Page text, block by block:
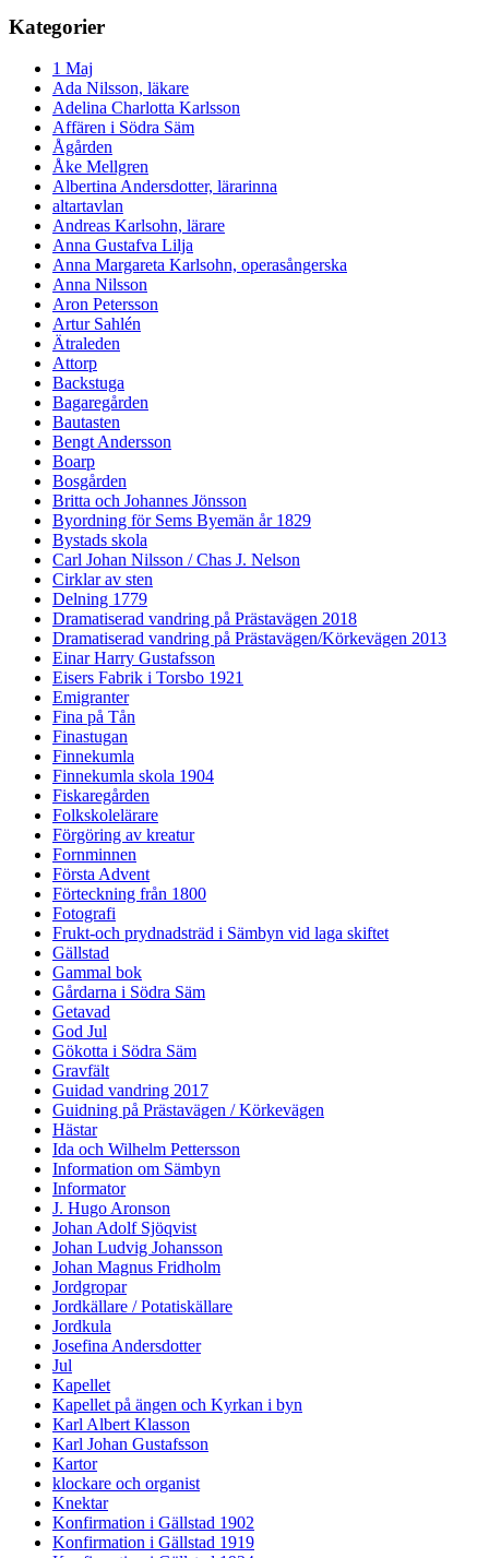
Kategorier
1 Maj
Ada Nilsson, läkare
Adelina Charlotta Karlsson
Affären i Södra Säm
Ågården
Åke Mellgren
Albertina Andersdotter, lärarinna
altartavlan
Andreas Karlsohn, lärare
Anna Gustafva Lilja
Anna Margareta Karlsohn, operasångerska
Anna Nilsson
Aron Petersson
Artur Sahlén
Ätraleden
Attorp
Backstuga
Bagaregården
Bautasten
Bengt Andersson
Boarp
Bosgården
Britta och Johannes Jönsson
Byordning för Sems Byemän år 1829
Bystads skola
Carl Johan Nilsson / Chas J. Nelson
Cirklar av sten
Delning 1779
Dramatiserad vandring på Prästavägen 2018
Dramatiserad vandring på Prästavägen/Körkevägen 2013
Einar Harry Gustafsson
Eisers Fabrik i Torsbo 1921
Emigranter
Fina på Tån
Finastugan
Finnekumla
Finnekumla skola 1904
Fiskaregården
Folkskolelärare
Förgöring av kreatur
Fornminnen
Första Advent
Förteckning från 1800
Fotografi
Frukt-och prydnadsträd i Sämbyn vid laga skiftet
Gällstad
Gammal bok
Gårdarna i Södra Säm
Getavad
God Jul
Gökotta i Södra Säm
Gravfält
Guidad vandring 2017
Guidning på Prästavägen / Körkevägen
Hästar
Ida och Wilhelm Pettersson
Information om Sämbyn
Informator
J. Hugo Aronson
Johan Adolf Sjöqvist
Johan Ludvig Johansson
Johan Magnus Fridholm
Jordgropar
Jordkällare / Potatiskällare
Jordkula
Josefina Andersdotter
Jul
Kapellet
Kapellet på ängen och Kyrkan i byn
Karl Albert Klasson
Karl Johan Gustafsson
Kartor
klockare och organist
Knektar
Konfirmation i Gällstad 1902
Konfirmation i Gällstad 1919